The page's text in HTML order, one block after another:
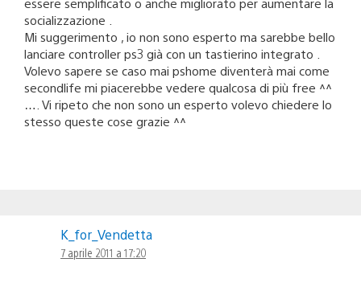
socializzazione .
Mi suggerimento , io non sono esperto ma sarebbe bello
lanciare controller ps3 già con un tastierino integrato .
Volevo sapere se caso mai pshome diventerà mai come
secondlife mi piacerebbe vedere qualcosa di più free ^^
…. Vi ripeto che non sono un esperto volevo chiedere lo
stesso queste cose grazie ^^
K_for_Vendetta
7 aprile 2011 a 17:20